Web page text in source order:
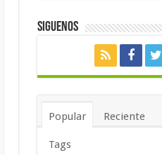
Siguenos
Popular Reciente
Tags